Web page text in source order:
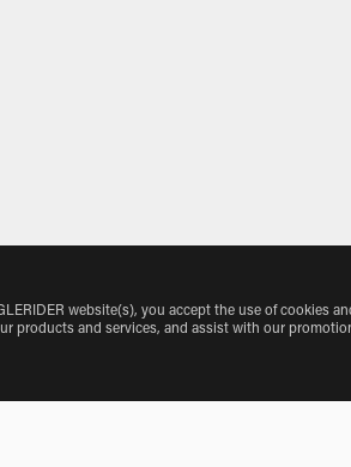
website(s), you accept the use of cookies
products and services, and assist with our